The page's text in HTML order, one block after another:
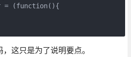
= (function(){
这只是为了说明要点。